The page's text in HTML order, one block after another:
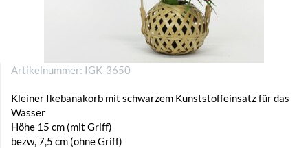
Artikelnummer: IGK-3650
Kleiner Ikebanakorb mit schwarzem Kunststoffeinsatz für das
Wasser
Höhe 15 cm (mit Griff)
bezw, 7,5 cm (ohne Griff)